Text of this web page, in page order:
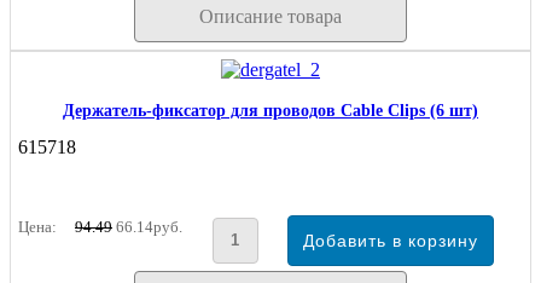
Описание товара
Держатель-фиксатор для проводов Cable Clips (6 шт)
615718
Цена: 94.49 66.14руб.